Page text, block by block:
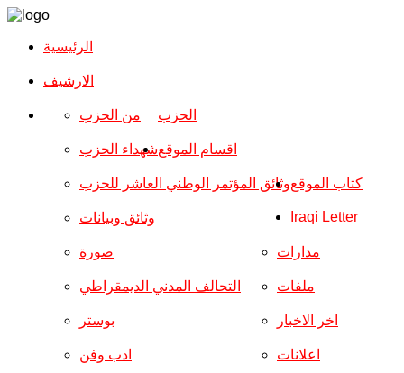
الرئيسية
الارشیف
الحزب من الحزب
شهداء الحزب
وثائق المؤتمر الوطني العاشر للحزب
وثائق وبيانات
اقسام الموقع
صورة
التحالف المدني الديمقراطي
بوستر
ادب وفن
مدارات
ملفات
اخر الاخبار
اعلانات
كتاب الموقع
Iraqi Letter